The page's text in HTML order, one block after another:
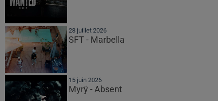
28 juillet 2026
SFT - Marbella
15 juin 2026
Myrÿ - Absent